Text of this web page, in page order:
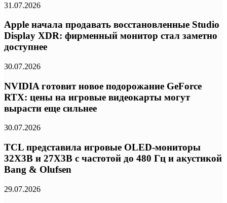
31.07.2026
Apple начала продавать восстановленные Studio
Display XDR: фирменный монитор стал заметно
доступнее
30.07.2026
NVIDIA готовит новое подорожание GeForce
RTX: цены на игровые видеокарты могут
вырасти еще сильнее
30.07.2026
TCL представила игровые OLED-мониторы
32X3B и 27X3B с частотой до 480 Гц и акустикой
Bang & Olufsen
29.07.2026